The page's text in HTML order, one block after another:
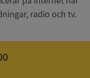
radio och tv.